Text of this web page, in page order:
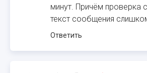
минут. Причём проверка
текст сообщения
Ответить